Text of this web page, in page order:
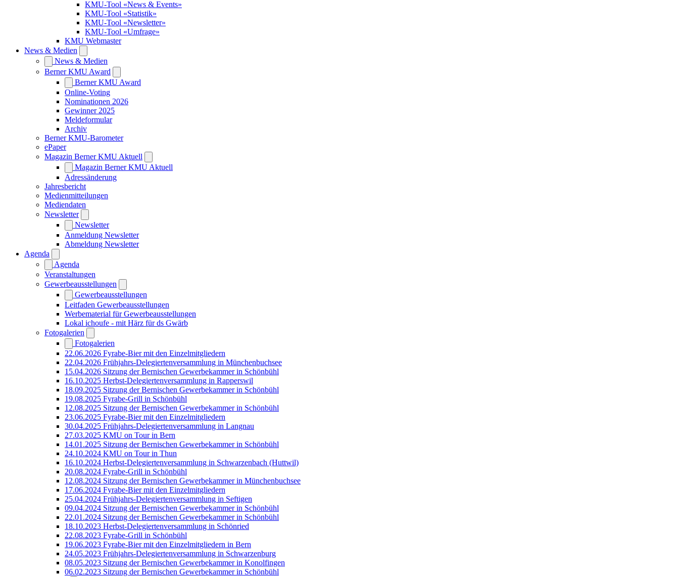
KMU-Tool «News & Events»
KMU-Tool «Statistik»
KMU-Tool «Newsletter»
KMU-Tool «Umfrage»
KMU Webmaster
News & Medien
News & Medien
Berner KMU Award
Berner KMU Award
Online-Voting
Nominationen 2026
Gewinner 2025
Meldeformular
Archiv
Berner KMU-Barometer
ePaper
Magazin Berner KMU Aktuell
Magazin Berner KMU Aktuell
Adressänderung
Jahresbericht
Medienmitteilungen
Mediendaten
Newsletter
Newsletter
Anmeldung Newsletter
Abmeldung Newsletter
Agenda
Agenda
Veranstaltungen
Gewerbeausstellungen
Gewerbeausstellungen
Leitfaden Gewerbeausstellungen
Werbematerial für Gewerbeausstellungen
Lokal ichoufe - mit Härz für ds Gwärb
Fotogalerien
Fotogalerien
22.06.2026 Fyrabe-Bier mit den Einzelmitgliedern
22.04.2026 Frühjahrs-Delegiertenversammlung in Münchenbuchsee
15.04.2026 Sitzung der Bernischen Gewerbekammer in Schönbühl
16.10.2025 Herbst-Delegiertenversammlung in Rapperswil
18.09.2025 Sitzung der Bernischen Gewerbekammer in Schönbühl
19.08.2025 Fyrabe-Grill in Schönbühl
12.08.2025 Sitzung der Bernischen Gewerbekammer in Schönbühl
23.06.2025 Fyrabe-Bier mit den Einzelmitgliedern
30.04.2025 Frühjahrs-Delegiertenversammlung in Langnau
27.03.2025 KMU on Tour in Bern
14.01.2025 Sitzung der Bernischen Gewerbekammer in Schönbühl
24.10.2024 KMU on Tour in Thun
16.10.2024 Herbst-Delegiertenversammlung in Schwarzenbach (Huttwil)
20.08.2024 Fyrabe-Grill in Schönbühl
12.08.2024 Sitzung der Bernischen Gewerbekammer in Münchenbuchsee
17.06.2024 Fyrabe-Bier mit den Einzelmitgliedern
25.04.2024 Frühjahrs-Delegiertenversammlung in Seftigen
09.04.2024 Sitzung der Bernischen Gewerbekammer in Schönbühl
22.01.2024 Sitzung der Bernischen Gewerbekammer in Schönbühl
18.10.2023 Herbst-Delegiertenversammlung in Schönried
22.08.2023 Fyrabe-Grill in Schönbühl
19.06.2023 Fyrabe-Bier mit den Einzelmitgliedern in Bern
24.05.2023 Frühjahrs-Delegiertenversammlung in Schwarzenburg
08.05.2023 Sitzung der Bernischen Gewerbekammer in Konolfingen
06.02.2023 Sitzung der Bernischen Gewerbekammer in Schönbühl